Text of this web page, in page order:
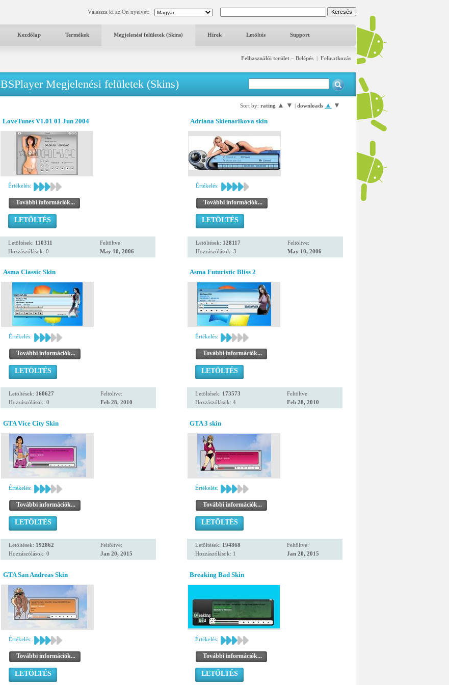
Válassza ki az Ön nyelvét:
Kezdőlap Termékek Megjelenési felületek (Skins) Hírek Letöltés Support
Felhasználói terület – Belépés | Feliratkozás
BSPlayer Megjelenési felületek (Skins)
Sort by: rating ▲ ▼ | downloads ▲ ▼
LoveTunes V1.01 01 Jun 2004
Értékelés:
További információk...
LETÖLTÉS
Letöltések: 110311
Hozzászólások: 0
Feltöltve:
May 10, 2006
Adriana Sklenarikova skin
Értékelés:
További információk...
LETÖLTÉS
Letöltések: 128117
Hozzászólások: 3
Feltöltve:
May 10, 2006
Asma Classic Skin
Értékelés:
További információk...
LETÖLTÉS
Letöltések: 160627
Hozzászólások: 0
Feltöltve:
Feb 28, 2010
Asma Futuristic Bliss 2
Értékelés:
További információk...
LETÖLTÉS
Letöltések: 173573
Hozzászólások: 4
Feltöltve:
Feb 28, 2010
GTA Vice City Skin
Értékelés:
További információk...
LETÖLTÉS
Letöltések: 192862
Hozzászólások: 0
Feltöltve:
Jan 20, 2015
GTA 3 skin
Értékelés:
További információk...
LETÖLTÉS
Letöltések: 194868
Hozzászólások: 1
Feltöltve:
Jan 20, 2015
GTA San Andreas Skin
Értékelés:
További információk...
LETÖLTÉS
Breaking Bad Skin
Értékelés:
További információk...
LETÖLTÉS